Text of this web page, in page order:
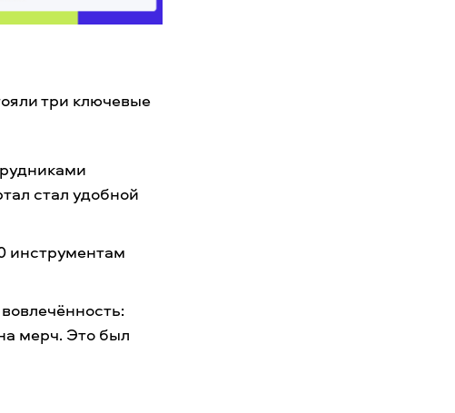
три ключевые
стал удобной
инструментам
мерч. Это был